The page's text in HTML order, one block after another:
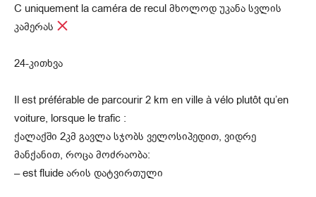
C uniquement la caméra de recul მხოლოდ უკანა სვლის
კამერას
24-კითხვა
Il est préférable de parcourir 2 km en ville à vélo plutôt qu’en
voiture, lorsque le trafic :
ქალაქში 2კმ გავლა სჯობს ველოსიპედით, ვიდრე
მანქანით, როცა მოძრაობა:
– est fluide არის დატვირთული